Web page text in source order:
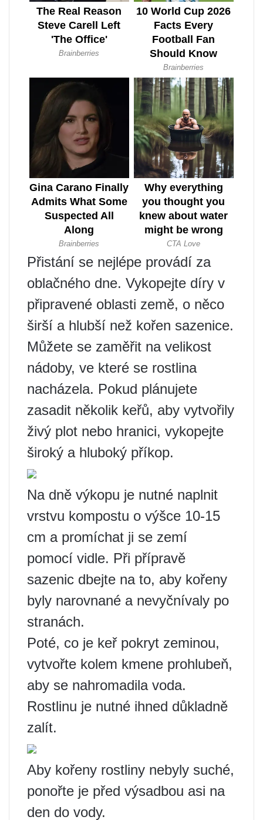
Přistání se nejlépe provádí za
oblačného dne. Vykopejte díry v
připravené oblasti země, o něco
širší a hlubší než kořen sazenice.
Můžete se zaměřit na velikost
nádoby, ve které se rostlina
nacházela. Pokud plánujete
zasadit několik keřů, aby vytvořily
živý plot nebo hranici, vykopejte
široký a hluboký příkop.
Na dně výkopu je nutné naplnit
vrstvu kompostu o výšce 10-15
cm a promíchat ji se zemí
pomocí vidle. Při přípravě
sazenic dbejte na to, aby kořeny
byly narovnané a nevyčnívaly po
stranách.
Poté, co je keř pokryt zeminou,
vytvořte kolem kmene prohlubeň,
aby se nahromadila voda.
Rostlinu je nutné ihned důkladně
zalít.
Aby kořeny rostliny nebyly suché,
ponořte je před výsadbou asi na
den do vody.